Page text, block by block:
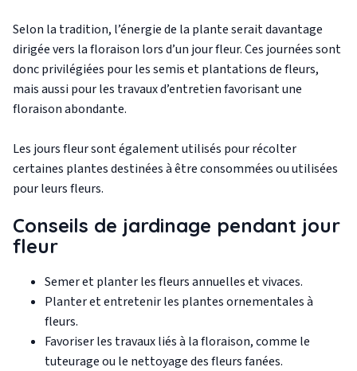
Selon la tradition, l’énergie de la plante serait davantage
dirigée vers la floraison lors d’un jour fleur. Ces journées sont
donc privilégiées pour les semis et plantations de fleurs,
mais aussi pour les travaux d’entretien favorisant une
floraison abondante.
Les jours fleur sont également utilisés pour récolter
certaines plantes destinées à être consommées ou utilisées
pour leurs fleurs.
Conseils de jardinage pendant jour
fleur
Semer et planter les fleurs annuelles et vivaces.
Planter et entretenir les plantes ornementales à
fleurs.
Favoriser les travaux liés à la floraison, comme le
tuteurage ou le nettoyage des fleurs fanées.